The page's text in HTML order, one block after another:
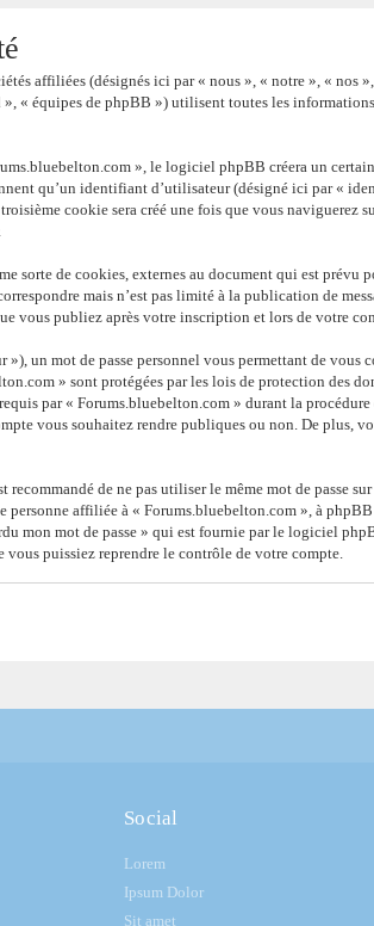
affiliées (désignés ici par « nous », « notre », «
équipes de phpBB ») utilisent toutes les
», le logiciel phpBB créera un
qu’un identifiant d’utilisateur (désigné ici par «
cookie sera créé une fois que vous naviguerez
sorte de cookies, externes au document qui est
mais n’est pas limité à la publication de
vous publiez après votre inscription et lors de votre
un mot de passe personnel vous permettant de vous
» sont protégées par les lois de protection des
par « Forums.bluebelton.com » durant la
vous souhaitez rendre publiques ou non. De plus,
de ne pas utiliser le même mot de passe
affiliée à « Forums.bluebelton.com », à
mon mot de passe » qui est fournie par le logiciel
puissiez reprendre le contrôle de votre compte.
Social
Lorem
Ipsum Dolor
Sit amet